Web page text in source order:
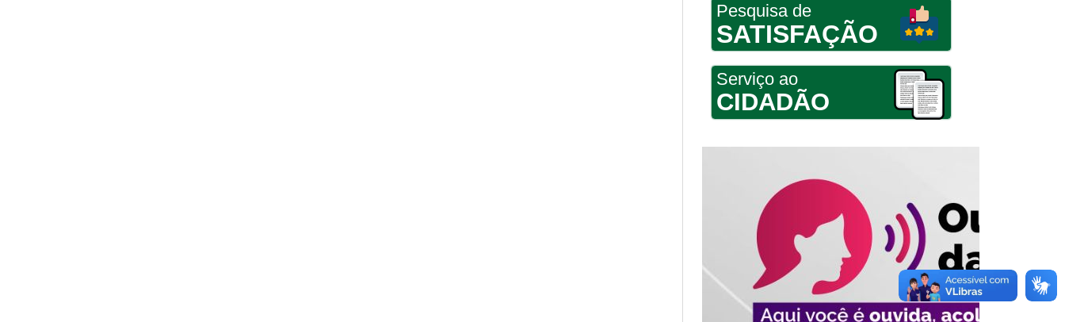
Pesquisa de
SATISFAÇÃO
Serviço ao
CIDADÃO